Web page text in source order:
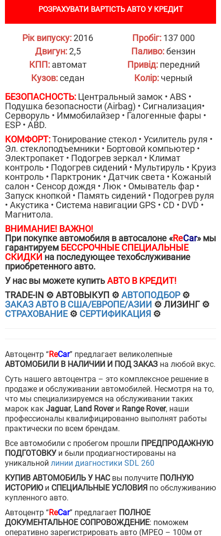
РОЗРАХУВАТИ ВАРТІСТЬ АВТО У КРЕДИТ
Рік випуску:2016 Пробіг:137 000
Двигун:2,5 Паливо:бензин
КПП:автомат Привід:передний
Кузов:седан Колір: черный
БЕЗОПАСНОСТЬ: Центральный замок • ABS •
Подушка безопасности (Airbag) • Сигнализация•
Серворуль • Иммобилайзер • Галогенные фары •
ESP • ABD.
КОМФОРТ:Тонирование стекол • Усилитель руля •
Эл. стеклоподъемники • Бортовой компьютер •
Электропакет • Подогрев зеркал • Климат
контроль • Подогрев сидений • Мультируль • Круиз
контроль • Парктроник • Датчик света • Кожаный
салон • Сенсор дождя • Люк • Омыватель фар •
Запуск кнопкой • Память сидений • Подогрев руля
• Акустика • Система навигации GPS • CD • DVD •
Магнитола.
ВНИМАНИЕ! ВАЖНО!
При покупке автомобиля в автосалоне «ReCar» мы
гарантируем БЕССРОЧНЫЕ СПЕЦИАЛЬНЫЕ
СКИДКИ на последующее техобслуживание
приобретенного авто.
У нас вы можете купитьАВТО В КРЕДИТ!
ТRADE-IN ⚙️ АВТОВЫКУП ⚙️АВТОПОДБОР⚙️
ЗАКАЗ АВТО В США/ЕВРОПЕ/АЗИИ ⚙️ ЛИЗИНГ ⚙️
СТРАХОВАНИЕ⚙️ СЕРТИФИКАЦИЯ ⚙️
Автоцентр “ReCar” предлагает великолепные
АВТОМОБИЛИ В НАЛИЧИИ И ПОД ЗАКАЗ на любой вкус.
Суть нашего автоцентра – это комплексное решение в
продаже и обслуживании автомобилей. Несмотря на то,
что мы специализируемся на обслуживании таких
марок как Jaguar, Land Roverи Range Rover, наши
профессионалы квалифицированно выполнят работы
практически по всем брендам.
Все автомобили с пробегом прошли ПРЕДПРОДАЖНУЮ
ПОДГОТОВКУ и были продиагностированы на
уникальной линии диагностики SDL 260
КУПИВ АВТОМОБИЛЬ У НАС вы получите ПОЛНУЮ
ИСТОРИЮи СПЕЦИАЛЬНЫЕ УСЛОВИЯ по обслуживанию
купленного авто.
Автоцентр “ReCar” предлагает ПОЛНОЕ
ДОКУМЕНТАЛЬНОЕ СОПРОВОЖДЕНИЕ: поможем
оперативно зарегистрировать авто (МРЕО – 100м от